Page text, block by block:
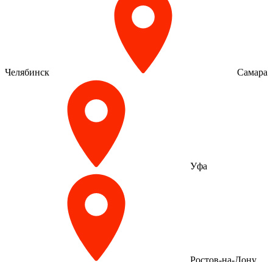
Челябинск Самара
Уфа
Ростов-на-Дону